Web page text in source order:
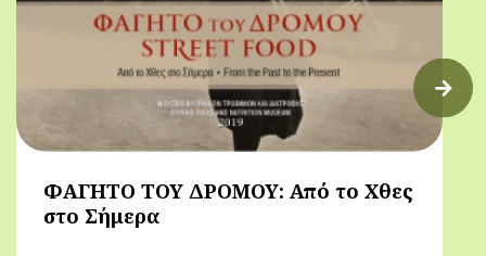
ΦΑΓΗΤΟ ΤΟΥ ΔΡΟΜΟΥ: Από το Χθες
στο Σήμερα